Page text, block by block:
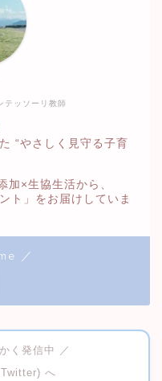
テッソーリ教師
“やさしく見守る子育
加×生協生活から、
ト」をお届けしていま
／
く発信中 ／
へ